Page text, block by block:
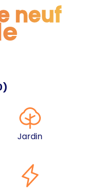
neuf
)
Jardin